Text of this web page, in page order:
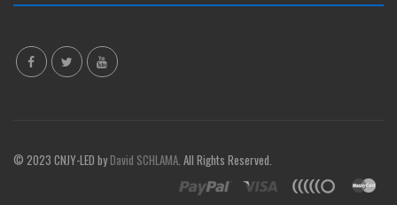
© 2023 CNJY-LED byDavid SCHLAMA . All Rights Reserved.